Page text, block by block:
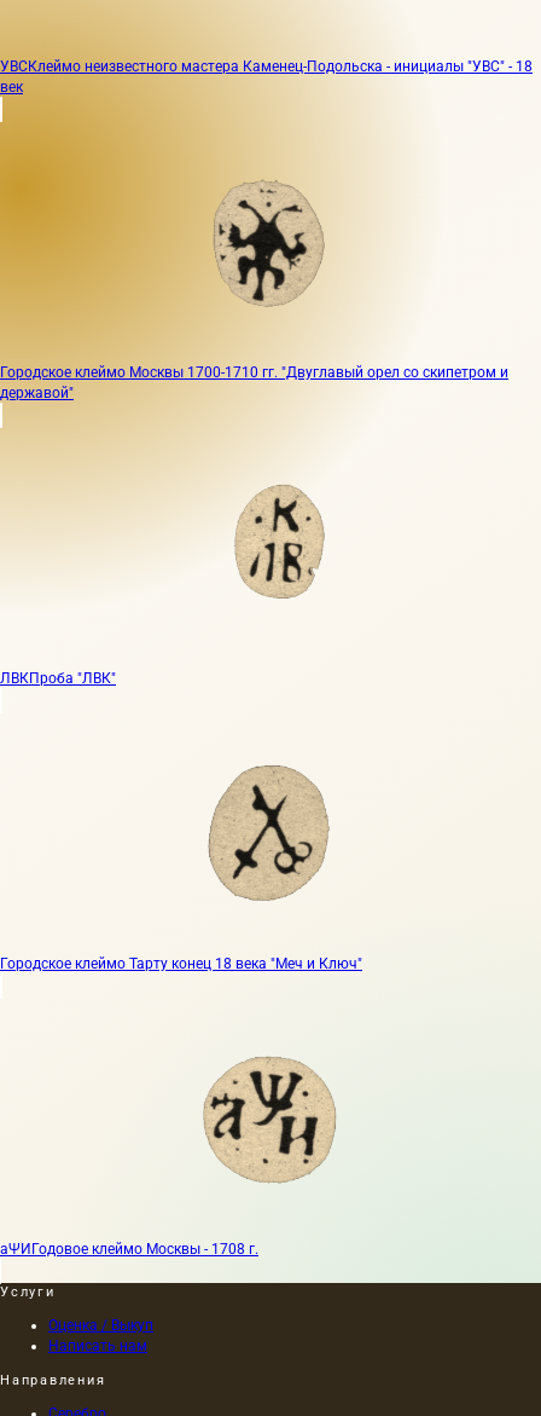
УВСКлеймо неизвестного мастера Каменец-Подольска - инициалы "УВС" - 18
век
Городское клеймо Москвы 1700-1710 гг. "Двуглавый орел со скипетром и
державой"
ЛВКПроба "ЛВК"
Городское клеймо Тарту конец 18 века "Меч и Ключ"
аΨИГодовое клеймо Москвы - 1708 г.
Услуги
Оценка / Выкуп
Написать нам
Направления